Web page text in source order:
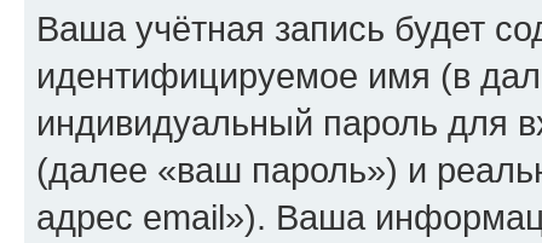
Ваша учётная запись будет
идентифицируемое имя (в
индивидуальный пароль для
(далее «ваш пароль») и
адрес email»). Ваша